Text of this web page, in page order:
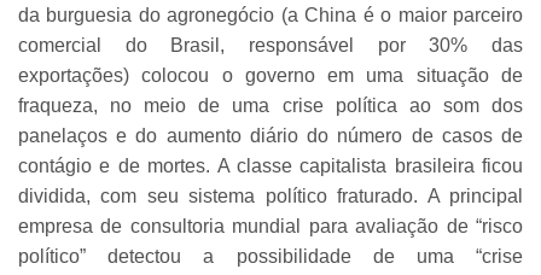
da burguesia do agronegócio (a China é o maior parceiro
comercial do Brasil, responsável por 30% das
exportações) colocou o governo em uma situação de
fraqueza, no meio de uma crise política ao som dos
panelaços e do aumento diário do número de casos de
contágio e de mortes. A classe capitalista brasileira ficou
dividida, com seu sistema político fraturado. A principal
empresa de consultoria mundial para avaliação de “risco
político” detectou a possibilidade de uma “crise